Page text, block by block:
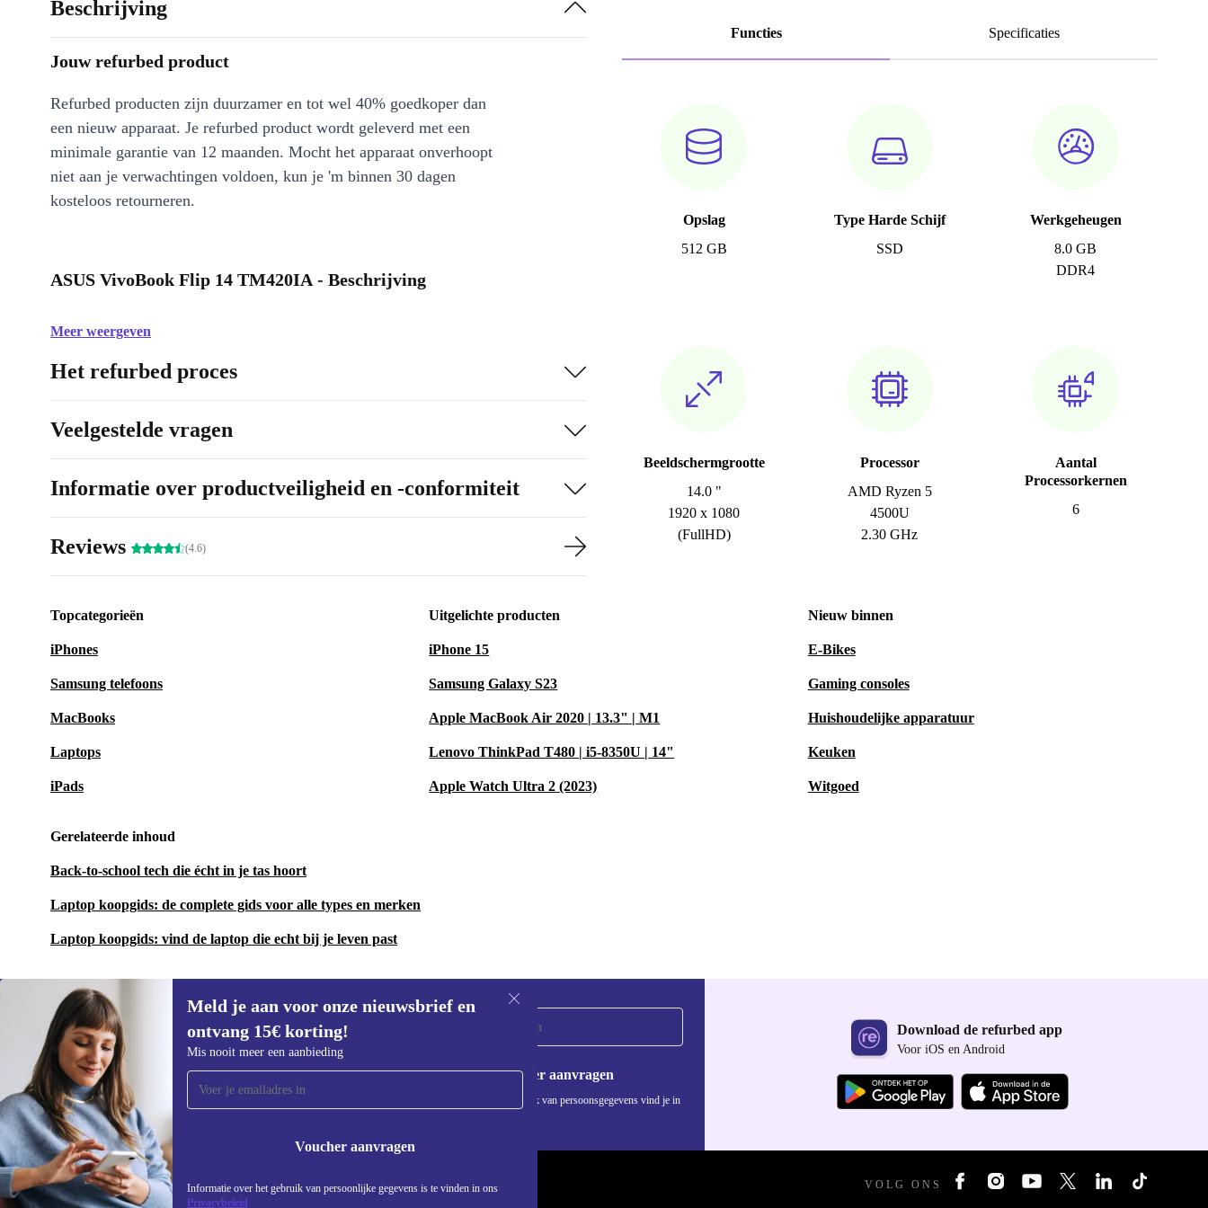
Functies Specificaties
Opslag
512 GB
Type Harde Schijf
SSD
Werkgeheugen
8.0 GB
DDR4
Beeldschermgrootte
14.0 "
1920 x 1080
(FullHD)
Processor
AMD Ryzen 5
4500U
2.30 GHz
Aantal
Processorkernen
6
Beschrijving
Jouw refurbed product
Refurbed producten zijn duurzamer en tot wel 40% goedkoper dan
een nieuw apparaat. Je refurbed product wordt geleverd met een
minimale garantie van 12 maanden. Mocht het apparaat onverhoopt
niet aan je verwachtingen voldoen, kun je 'm binnen 30 dagen
kosteloos retourneren.
ASUS VivoBook Flip 14 TM420IA - Beschrijving
Meer weergeven
Het refurbed proces
Veelgestelde vragen
Informatie over productveiligheid en -conformiteit
Reviews (4.6)
Topcategorieën
iPhones
Samsung telefoons
MacBooks
Laptops
iPads
Uitgelichte producten
iPhone 15
Samsung Galaxy S23
Apple MacBook Air 2020 | 13.3" | M1
Lenovo ThinkPad T480 | i5-8350U | 14"
Apple Watch Ultra 2 (2023)
Nieuw binnen
E-Bikes
Gaming consoles
Huishoudelijke apparatuur
Keuken
Witgoed
Gerelateerde inhoud
Back-to-school tech die écht in je tas hoort
Laptop koopgids: de complete gids voor alle types en merken
Laptop koopgids: vind de laptop die echt bij je leven past
Meld je aan voor onze nieuwsbrief en
ontvang 15€ korting!
Mis nooit meer een aanbieding
Voucher aanvragen
Informatie over het gebruik van persoonlijke gegevens is te vinden in ons
Privacybeleid
Meld je aan voor onze nieuwsbrief en
ontvang €15 korting!
Mis nooit meer een aanbieding.
Voucher aanvragen
Informatie over het gebruik van persoonsgegevens vind je in
Download de refurbed app
Voor iOS en Android
REFURBED NEDERLAND - RETHINK NEW. VOLG ONS